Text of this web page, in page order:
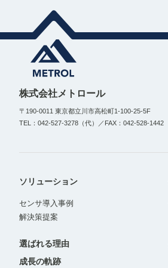
株式会社メトロール
〒190-0011 東京都立川市高松町1-100-25-5F
TEL：042-527-3278（代）／FAX：042-528-1442
ソリューション
センサ導入事例
解決策提案
選ばれる理由
成長の軌跡